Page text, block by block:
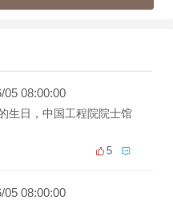
05 08:00:00
生日，中国工程院院士馆
5
05 08:00:00